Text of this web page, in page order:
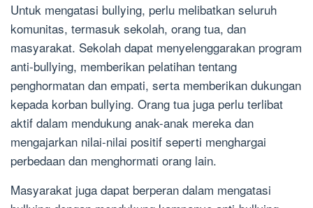
Untuk mengatasi bullying, perlu melibatkan seluruh
komunitas, termasuk sekolah, orang tua, dan
masyarakat. Sekolah dapat menyelenggarakan program
anti-bullying, memberikan pelatihan tentang
penghormatan dan empati, serta memberikan dukungan
kepada korban bullying. Orang tua juga perlu terlibat
aktif dalam mendukung anak-anak mereka dan
mengajarkan nilai-nilai positif seperti menghargai
perbedaan dan menghormati orang lain.
Masyarakat juga dapat berperan dalam mengatasi